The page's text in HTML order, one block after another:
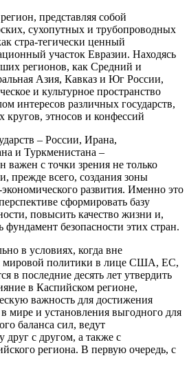
представляя собой
сухопутных и трубопроводных
стра-тегически ценный
участок Евразии. Находясь
регионов, как Средний и
Азия, Кавказ и Юг России,
и культурное пространство
интересов различных государств,
кругов, этносов и конфессий
– России, Ирана,
и Туркменистана –
важен с точки зрения не только
прежде всего, создания зоны
развития. Именно это
сформировать базу
повысить качество жизни и,
фундамент безопасности этих стран.
в условиях, когда вне
мировой политики в лице США, ЕС,
в последние десять лет утвердить
в Каспийском регионе,
важность для достижения
мире и установления выгодного для
баланса сил, ведут
с другом, а также с
региона. В первую очередь, с